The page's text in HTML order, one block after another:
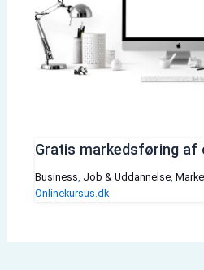
Gratis markedsføring af
Business, Job & Uddannelse,
Onlinekursus.dk